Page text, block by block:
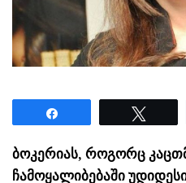
ბოკერიას, როგორც
ჩამოყალიბებაში